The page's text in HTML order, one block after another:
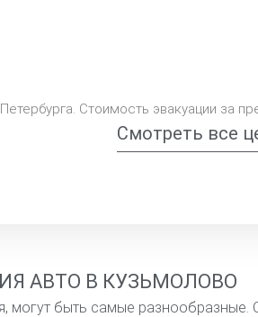
Стоимость эвакуации за
Смотреть все
АВТО В КУЗЬМОЛОВО
могут быть самые